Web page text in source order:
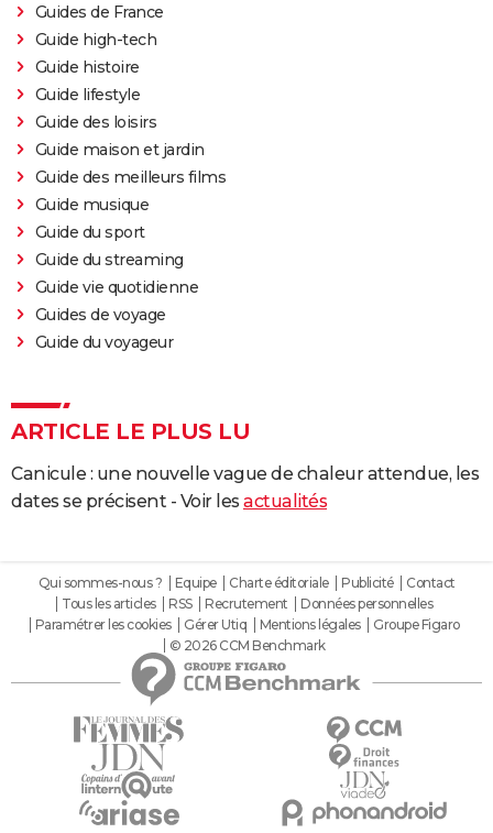
Guides de France
Guide high-tech
Guide histoire
Guide lifestyle
Guide des loisirs
Guide maison et jardin
Guide des meilleurs films
Guide musique
Guide du sport
Guide du streaming
Guide vie quotidienne
Guides de voyage
Guide du voyageur
ARTICLE LE PLUS LU
Canicule : une nouvelle vague de chaleur attendue, les
dates se précisent - Voir les actualités
Qui sommes-nous ? Equipe Charte éditoriale Publicité
Contact
Tous les articles
RSS Recrutement
Données personnelles
Paramétrer les cookies
Gérer Utiq Mentions légales
Groupe Figaro
© 2026 CCM Benchmark